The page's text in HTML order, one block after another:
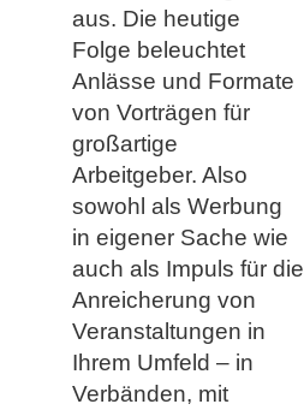
aus. Die heutige
Folge beleuchtet
Anlässe und Formate
von Vorträgen für
großartige
Arbeitgeber. Also
sowohl als Werbung
in eigener Sache wie
auch als Impuls für die
Anreicherung von
Veranstaltungen in
Ihrem Umfeld – in
Verbänden, mit